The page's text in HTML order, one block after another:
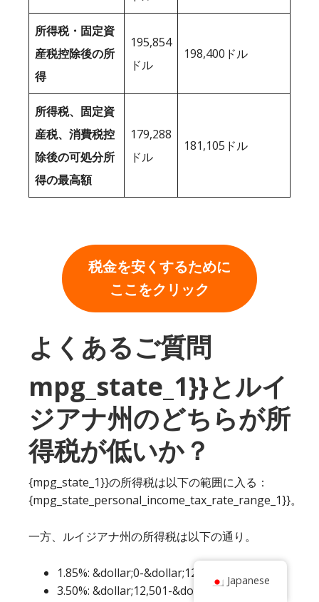
所得税・固定資
産税控除後の所
得
195,854
ドル
198,400ドル
所得税、固定資
産税、消費税控
除後の可処分所
得の最高額
179,288
ドル
181,105ドル
税金を安くするために
ここをクリック
よくあるご質問
mpg_state_1}}とルイ
ジアナ州のどちらが所
得税が低いか？
{mpg_state_1}}の所得税は以下の範囲に入る：
{mpg_state_personal_income_tax_rate_range_1}}。
一方、ルイジアナ州の所得税は以下の通り。
1.85%: &dollar;0-&dollar;12,500
3.50%: &dollar;12,501-&dollar;50,000
Japanese